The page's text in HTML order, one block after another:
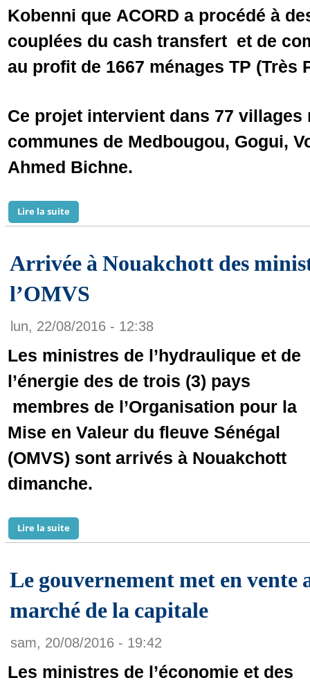
Kobenni que ACORD a procédé à
couplées du cash transfert et de
au profit de 1667 ménages TP (Très
Ce projet intervient dans 77
communes de Medbougou, Gogui,
Ahmed Bichne.
Lire la suite
Arrivée à Nouakchott des
l’OMVS
lun, 22/08/2016 - 12:38
Les ministres de l’hydraulique et de
l’énergie des de trois (3) pays
membres de l’Organisation pour la
Mise en Valeur du fleuve Sénégal
(OMVS) sont arrivés à Nouakchott
dimanche.
Lire la suite
Le gouvernement met en vente
marché de la capitale
sam, 20/08/2016 - 19:42
Les ministres de l’économie et des